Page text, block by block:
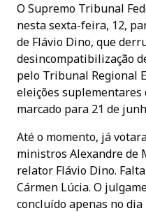
O Supremo Tribunal
nesta sexta-feira, 12,
de Flávio Dino, que
desincompatibilização
pelo Tribunal Regional
eleições suplementares
marcado para 21 de
Até o momento, já
ministros Alexandre de
relator Flávio Dino.
Cármen Lúcia. O
concluído apenas no dia